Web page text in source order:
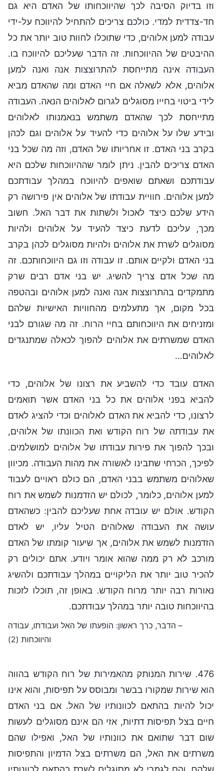
וזו בדיוק הסיבה לכך שהיווכחותו של האדם היא גם
חד-צדדית למדי. כולכם צריכים להתחיל להיווכח על-ידי
עבודה למען אלוהים, כדי שתוכלו לחוות טוב יותר את כל
ההיבטים של ההיווכחות. זה הדבר שעליכם להיווכח בו.
העבודה אינה מתייחסת להתרוצצות אנה ואנה למען
אלוהים, אלא לשאלה אם חיי האדם ומה שהאדם מביא
לידי ביטוי בחייו מסוגלים לגרום לאלוהים הנאה. העבודה
מתייחסת לכך שהאדם משתמש בנאמנותו לאלוהים
ובידע שלו על אלוהים כדי להעיד על אלוהים וגם לכהן
בקרב בני האדם. זו אחריותו של האדם, וזה מה שכל בני
האדם צריכים להבין. ניתן לומר שההיווכחות שלכם היא
עבודתכם ושאתם שואפים להיווכח במהלך עבודתכם
למען אלוהים. חוויית עבודתו של אלוהים אין פירושה רק
הידע שלכם כיצד לאכול ולשתות את דבר האל. חשוב
מכך, עליכם לדעת כיצד להעיד על אלוהים ולהיות
מסוגלים לשרת את אלוהים ולהיות מסוגלים לכהן בקרב
בני האדם ולקיים אותם. זו עבודה וזו גם היווכחותכם. זה
מה שכל אדם צריך להשיג. יש בני אדם רבים שרק
מתמקדים בהתרוצצות אנה ואנה למען אלוהים ובהטפה
בכל מקום, אך מתעלמים מהחוויות האישיות שלהם
ומזניחים את היווכחותם בחיי הרוח. זה מה שגורם לבני
האדם שמשרתים את אלוהים להפוך לכאלה שמתנגדים
לאלוהים...
האדם עובד כדי להשביע את רצונו של אלוהים, כדי
להביא בפני אלוהים את כל בני האדם אשר תואמים
לרצונו, כדי להביא את האדם לאלוהים וכדי להציג לאדם
את עבודתה של רוח הקודש ואת הכוונתו של אלוהים,
ובכך להפוך את פירות עבודתו של אלוהים למושלמים.
לפיכך, הכרחי שתבינו לאשורה את מהות העבודה. מכיוון
שאלוהים משתמש בבני האדם, הם כולם ראויים לעבוד
למען אלוהים, כלומר, לכולם יש הזדמנות לשמש את רוח
הקודש. אולם יש עובדה אחת שעליכם להבין: כשהאדם
עושה את העבודה שאלוהים הטיל עליו, יש לאדם
הזדמנות לשמש את אלוהים, אך שיעור קומתו של האדם
מורכב לא רק ממה שהוא אומר ויודע. אתם יכולים רק
להכיר טוב יותר את הליקויים במהלך עבודתכם ולהשיג
נאורות רבה יותר מרוח הקודש. באופן זה, תוכלו לזכות
בהיווכחות טובה יותר במהלך עבודתכם.
– הדבר, כרך ראשון: הופעתו של האל ועבודתו, עבודה
והיווכחות (2)
476. שירות המנותק מהאמירות של רוח הקודש בהווה
הוא שירות שמקורו בבשר ומבוסס על תפיסות, והוא אינו
יכול להיות בהתאם לכוונותיו של האל. אם בני האדם
חיים בצל תפיסות דתיות, אזי הם אינם מסוגלים לעשות
שום דבר שתואם את כוונותיו של האל, ואפילו שהם
משרתים את האל, הם משרתים בצל הדמיון והתפיסות